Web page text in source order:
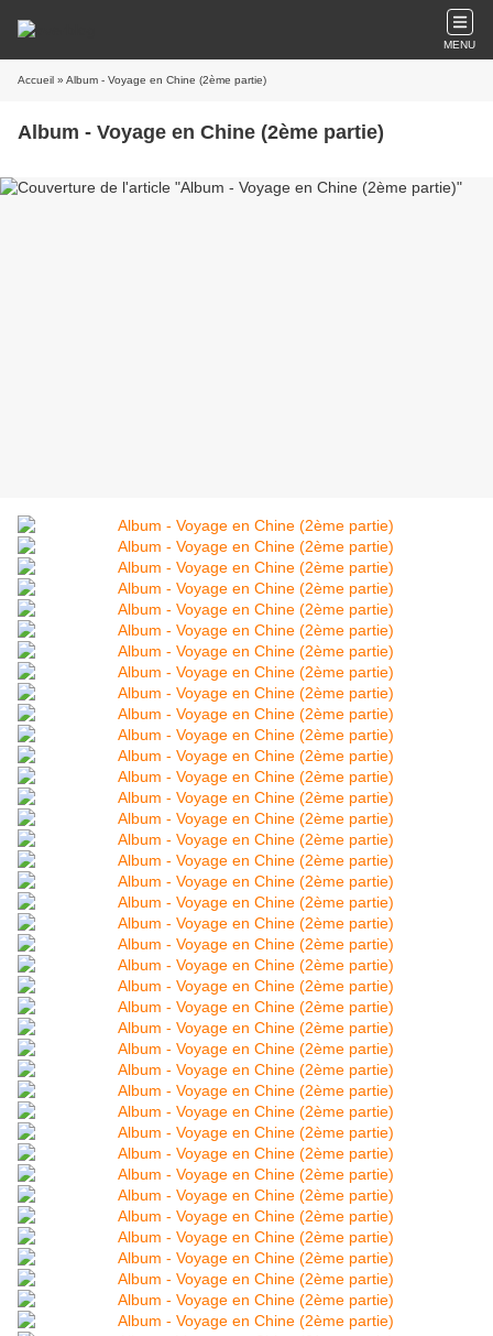
MENU
Accueil » Album - Voyage en Chine (2ème partie)
Album - Voyage en Chine (2ème partie)